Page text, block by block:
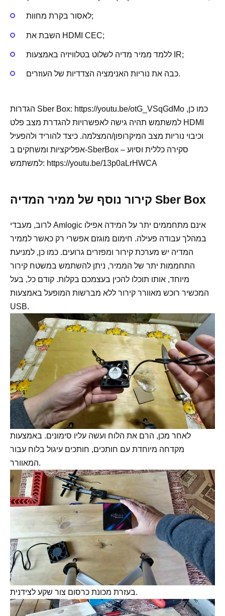
לאסור בקרת מחוות;
השבת את HDMI CEC;
ללמד ממיר מדיה לשלוט בטלוויזיה באמצעות IR;
כבה את נוריות האנימציה הצדדיות של העוזרים.
הגדרות Sber Box: https://youtu.be/otG_VSqGdMo כמו כן,
למשתמש תהיה גישה לאפשרויות להגדרת מצב פלט HDMI
וכיבוי נוריות מצב המיקרופון/המצלמה. כיצד להוריד ולהפעיל
אפליקציות ומשחקים ב-SberBox – סקירה כללית וסיוע
למשתמש: https://youtu.be/13p0aLrHWCA
קירור נוסף של ממיר המדיה Sber Box
לרוב, מעבדי Amlogic אינם מתחממים יתר על המידה אפילו
במהלך עבודה פעילה. חימום מוגזם אפשרי רק כאשר לממיר
המדיה יש מערכת קירור ומפזרים גרועים. כמו כן, למניעת
התחממות יתר של הממיר, ניתן להשתמש במשטח קירור
מיוחד, אותו תוכלו להכין בעצמכם בקלות. קודם כל, בעל
המכשיר רוכש מאוורר קירור ללא מברשות המופעל באמצעות
USB.
לאחר מכן, הרם את הלוח ועשה עליו סימונים. באמצעות
מקדחה מיוחדת עם חותכים, חותכים עיגול בלוח עבור
המאוורר.
בעזרת מכונת כרסום צור שקע לצידנית.